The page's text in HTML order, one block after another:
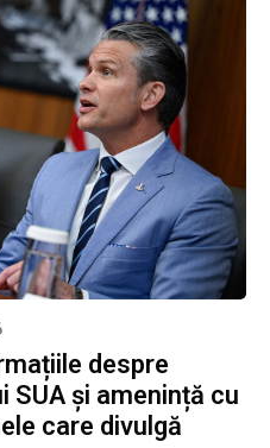
despre
SUA și amenință cu
care divulgă